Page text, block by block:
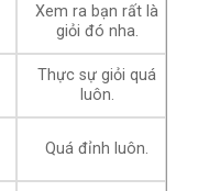
Xem ra bạn rất là
giỏi đó nha.
Thực sự giỏi quá
luôn.
Quá đỉnh luôn.